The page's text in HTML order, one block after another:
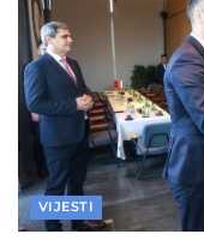
VIJESTI